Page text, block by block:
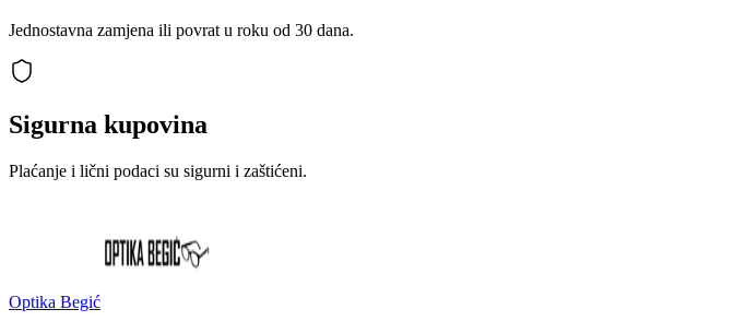
Jednostavna zamjena ili povrat u roku od 30 dana.
Sigurna kupovina
Plaćanje i lični podaci su sigurni i zaštićeni.
Optika Begić